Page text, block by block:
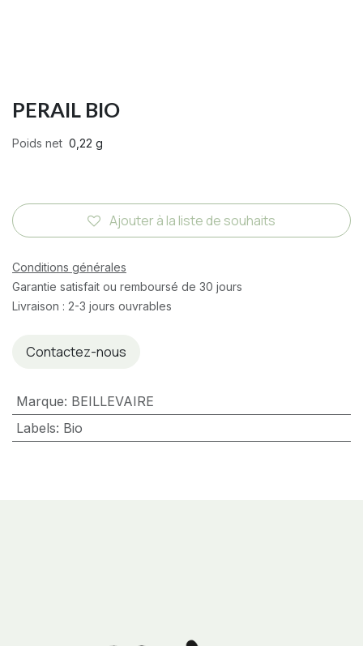
PERAIL BIO
Poids net 0,22 g
Ajouter à la liste de souhaits
Conditions générales
Garantie satisfait ou remboursé de 30 jours
Livraison : 2-3 jours ouvrables
Contactez-nous
Marque: BEILLEVAIRE
Labels: Bio